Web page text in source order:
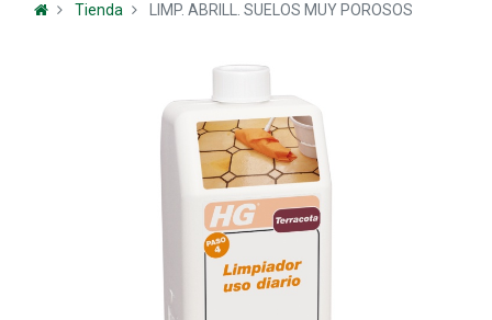
Tienda LIMP. ABRILL. SUELOS MUY POROSOS